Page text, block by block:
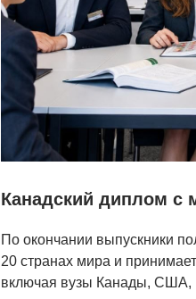
Канадский диплом с
По окончании выпускники
20 странах мира и
включая вузы Канады, США,